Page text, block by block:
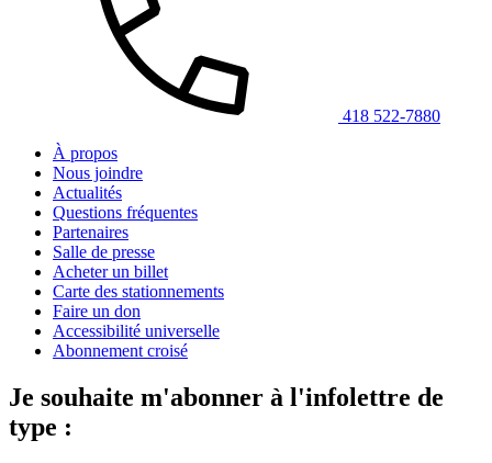
418 522-7880
À propos
Nous joindre
Actualités
Questions fréquentes
Partenaires
Salle de presse
Acheter un billet
Carte des stationnements
Faire un don
Accessibilité universelle
Abonnement croisé
Je souhaite m'abonner à l'infolettre de
type :